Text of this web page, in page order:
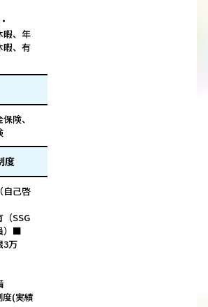
暇、年
暇、有
険、
度
自己啓
SSG
）■
3万
度(実績